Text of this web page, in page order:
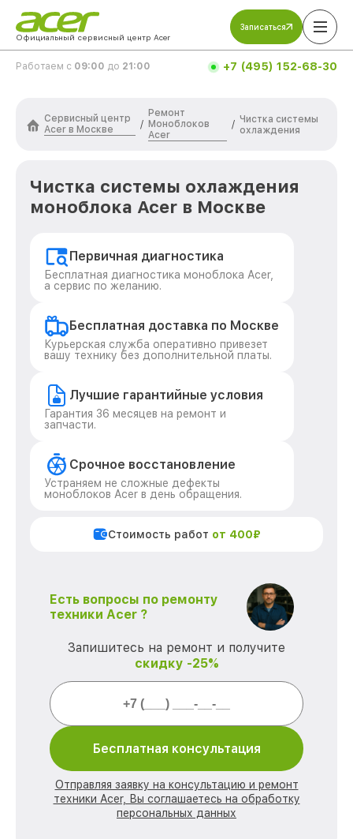
Официальный сервисный центр Acer
Записаться
Работаем с 09:00 до 21:00 +7 (495) 152-68-30
Сервисный центр
Acer в Москве
/
Ремонт
Моноблоков
Acer
/ Чистка системы
охлаждения
Чистка системы охлаждения
моноблока Acer в Москве
Первичная диагностика
Бесплатная диагностика моноблока Acer,
а сервис по желанию.
Бесплатная доставка по Москве
Курьерская служба оперативно привезет
вашу технику без дополнительной платы.
Лучшие гарантийные условия
Гарантия 36 месяцев на ремонт и
запчасти.
Срочное восстановление
Устраняем не сложные дефекты
моноблоков Acer в день обращения.
Стоимость работ от 400₽
Есть вопросы по ремонту
техники Acer ?
Запишитесь на ремонт и получите
скидку -25%
Бесплатная консультация
Отправляя заявку на консультацию и ремонт
техники Acer, Вы соглашаетесь на обработку
персональных данных